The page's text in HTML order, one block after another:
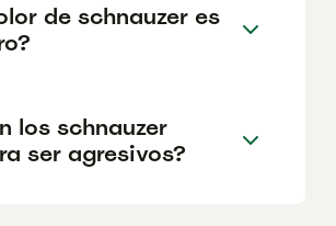
de schnauzer es
los schnauzer
ser agresivos?